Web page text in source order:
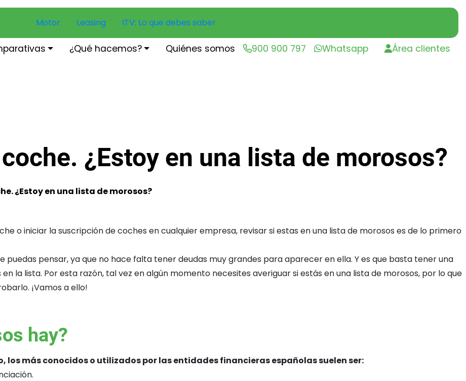
¿Qué hacemos? Quiénes somos 900 900 797 Whatsapp Área clientes
Motor Leasing ITV: Lo que debes saber
¿Estoy en una lista de morosos?
¿Estoy en una lista de morosos?
o iniciar la suscripción de coches en cualquier empresa, revisar si estas en una lista de morosos es de lo primero
puedas pensar, ya que no hace falta tener deudas muy grandes para aparecer en ella. Y es que basta tener una
la lista. Por esta razón, tal vez en algún momento necesites averiguar si estás en una lista de morosos, por lo que
¡Vamos a ello!
hay?
los más conocidos o utilizados por las entidades financieras españolas suelen ser: